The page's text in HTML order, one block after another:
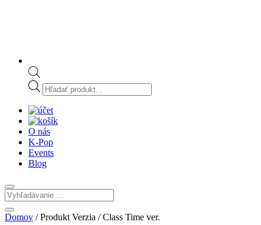
Products
search
O nás
K-Pop
Events
Blog
Domov / Produkt Verzia / Class Time ver.